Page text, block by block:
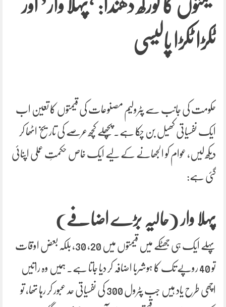
قیمتوں کا گورکھ دھندا: ‘پہلا وار’ اور
ٹکڑا ٹکڑا پالیسی
حکومت کی جانب سے پٹرولیم مصنوعات کی قیمتوں کا تعین اب
ایک نفسیاتی کھیل بن چکا ہے۔ پچھلے کچھ عرصے کی تاریخ اٹھا کر
دیکھ لیں، عوام کو الجھانے کے لیے ایک خاص حکمتِ عملی اپنائی
گئی ہے:
پہلا وار (حالیہ بڑے اضافے)
پہلے ایک ہی جھٹکے میں قیمتوں میں 20، 30، بلکہ بعض اوقات
تو 40 روپے تک کا ہوشربا اضافہ کر دیا جاتا ہے۔ ہمیں وہ راتیں
اچھی طرح یاد ہیں جب پٹرول 300 کی نفسیاتی حد عبور کر رہا تھا، تو